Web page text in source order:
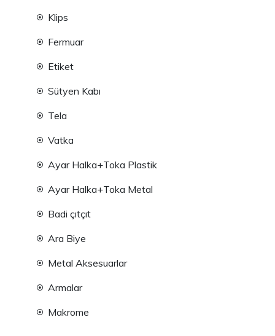
Klips
Fermuar
Etiket
Sütyen Kabı
Tela
Vatka
Ayar Halka+Toka Plastik
Ayar Halka+Toka Metal
Badi çıtçıt
Ara Biye
Metal Aksesuarlar
Armalar
Makrome